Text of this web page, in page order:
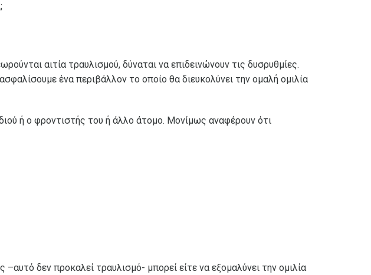
αιτία τραυλισμού, δύναται να επιδεινώνουν τις δυσρυθμίες.
ένα περιβάλλον το οποίο θα διευκολύνει την ομαλή ομιλία
ή ο φροντιστής του ή άλλο άτομο. Μονίμως αναφέρουν ότι
δεν προκαλεί τραυλισμό- μπορεί είτε να εξομαλύνει την ομιλία